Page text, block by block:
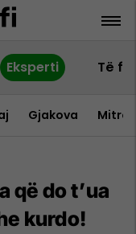
Eksperti Të
Gjakova
që do t’ua
kurdo!